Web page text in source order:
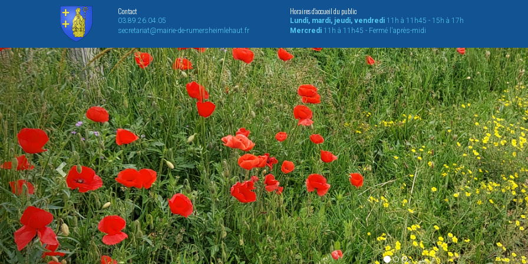
Contact
03.89.26.04.05
secretariat@mairie-de-rumersheimlehaut.fr
Horaires d'accueil du public
Lundi, mardi, jeudi, vendredi 11h à 11h45 - 15h à 17h
Mercredi 11h à 11h45 - Fermé l'après-midi
Previous